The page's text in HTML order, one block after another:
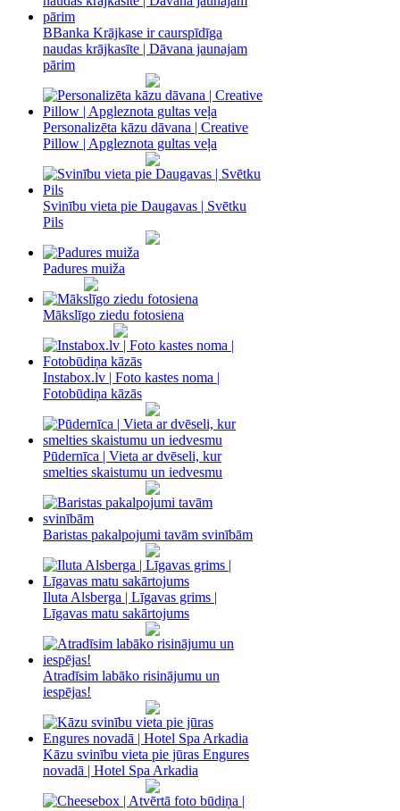
BBanka Krājkase ir caurspīdīga
naudas krājkasīte | Dāvana jaunajam
pārim
Personalizēta kāzu dāvana | Creative
Pillow | Apgleznota gultas veļa
Svinību vieta pie Daugavas | Svētku
Pils
Padures muiža
Mākslīgo ziedu fotosiena
Instabox.lv | Foto kastes noma |
Fotobūdiņa kāzās
Pūdernīca | Vieta ar dvēseli, kur
smelties skaistumu un iedvesmu
Baristas pakalpojumi tavām svinībām
Iluta Alsberga | Līgavas grims |
Līgavas matu sakārtojums
Atradīsim labāko risinājumu un
iespējas!
Kāzu svinību vieta pie jūras Engures
novadā | Hotel Spa Arkadia